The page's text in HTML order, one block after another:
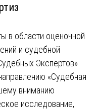
в области оценочной
и судебной
Экспертов»
«Судебная
вниманию
исследование,